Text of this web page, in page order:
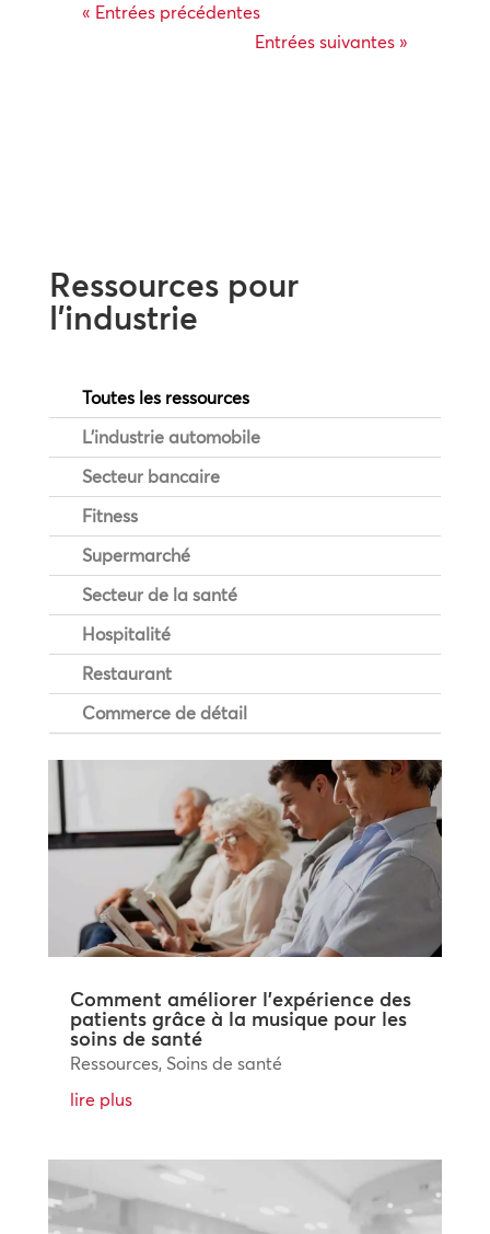
« Entrées précédentes
Entrées suivantes »
Ressources pour
l’industrie
Toutes les ressources
L'industrie automobile
Secteur bancaire
Fitness
Supermarché
Secteur de la santé
Hospitalité
Restaurant
Commerce de détail
Comment améliorer l’expérience des
patients grâce à la musique pour les
soins de santé
Ressources, Soins de santé
lire plus